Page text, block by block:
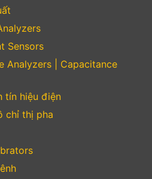
Sensors
Analyzers | Capacitance
tín hiệu điện
chỉ thị pha